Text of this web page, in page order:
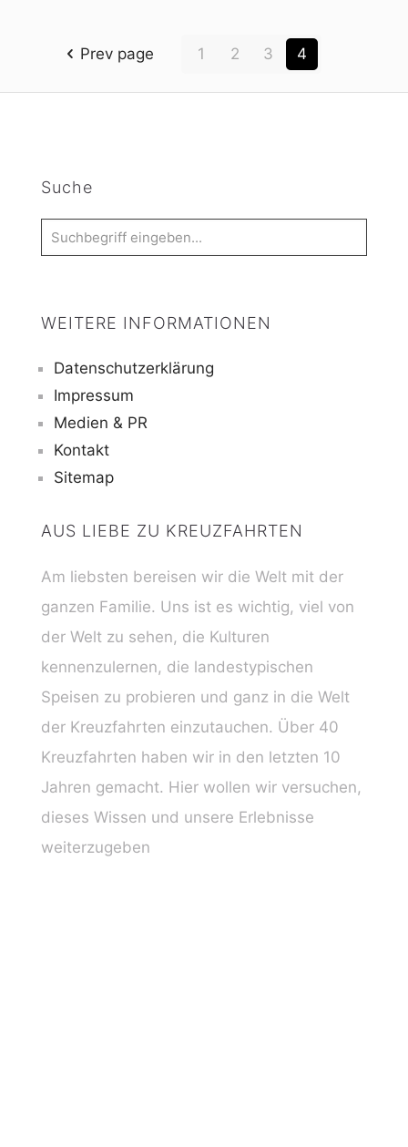
Prev page 1 2 3 4
Suche
WEITERE INFORMATIONEN
Datenschutzerklärung
Impressum
Medien & PR
Kontakt
Sitemap
AUS LIEBE ZU KREUZFAHRTEN
Am liebsten bereisen wir die Welt mit der
ganzen Familie. Uns ist es wichtig, viel von
der Welt zu sehen, die Kulturen
kennenzulernen, die landestypischen
Speisen zu probieren und ganz in die Welt
der Kreuzfahrten einzutauchen. Über 40
Kreuzfahrten haben wir in den letzten 10
Jahren gemacht. Hier wollen wir versuchen,
dieses Wissen und unsere Erlebnisse
weiterzugeben